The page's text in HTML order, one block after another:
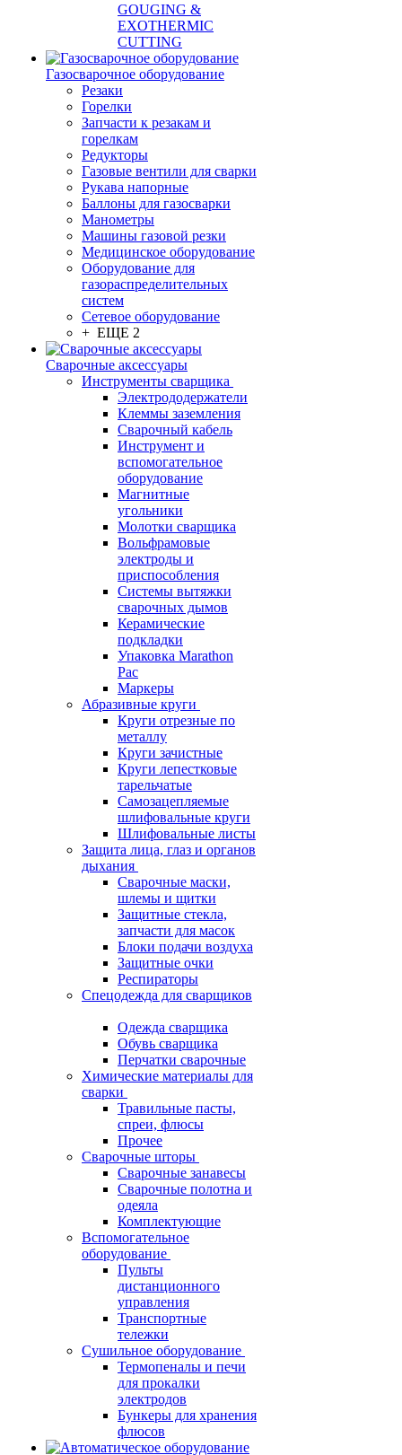
GOUGING &
EXOTHERMIC
CUTTING
Газосварочное оборудование
Резаки
Горелки
Запчасти к резакам и
горелкам
Редукторы
Газовые вентили для сварки
Рукава напорные
Баллоны для газосварки
Манометры
Машины газовой резки
Медицинское оборудование
Оборудование для
газораспределительных
систем
Сетевое оборудование
+ ЕЩЕ 2
Сварочные аксессуары
Инструменты сварщика
Электрододержатели
Клеммы заземления
Сварочный кабель
Инструмент и
вспомогательное
оборудование
Магнитные
угольники
Молотки сварщика
Вольфрамовые
электроды и
приспособления
Системы вытяжки
сварочных дымов
Керамические
подкладки
Упаковка Marathon
Pac
Маркеры
Абразивные круги
Круги отрезные по
металлу
Круги зачистные
Круги лепестковые
тарельчатые
Самозацепляемые
шлифовальные круги
Шлифовальные листы
Защита лица, глаз и органов
дыхания
Сварочные маски,
шлемы и щитки
Защитные стекла,
запчасти для масок
Блоки подачи воздуха
Защитные очки
Респираторы
Спецодежда для сварщиков
Одежда сварщика
Обувь сварщика
Перчатки сварочные
Химические материалы для
сварки
Травильные пасты,
спреи, флюсы
Прочее
Сварочные шторы
Сварочные занавесы
Сварочные полотна и
одеяла
Комплектующие
Вспомогательное
оборудование
Пульты
дистанционного
управления
Транспортные
тележки
Сушильное оборудование
Термопеналы и печи
для прокалки
электродов
Бункеры для хранения
флюсов